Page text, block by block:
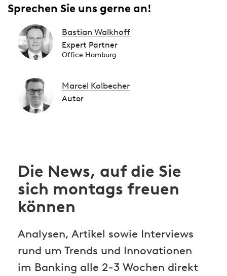
Sprechen Sie uns gerne an!
Bastian Walkhoff
Expert Partner
Office Hamburg
Marcel Kolbecher
Autor
Die News, auf die Sie
sich montags freuen
können
Analysen, Artikel sowie Interviews
rund um Trends und Innovationen
im Banking alle 2-3 Wochen direkt